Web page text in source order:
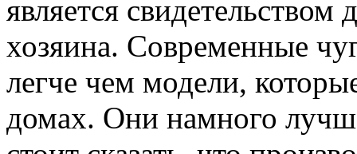
является
хозяина. Современные
легче чем модели,
домах. Они намного